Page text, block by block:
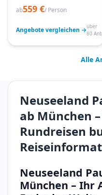
ab559 €/ Person
Angebote vergleichen →über
80
Alle
Neuseeland
ab München
Rundreisen
Neuseeland
München – Ihr